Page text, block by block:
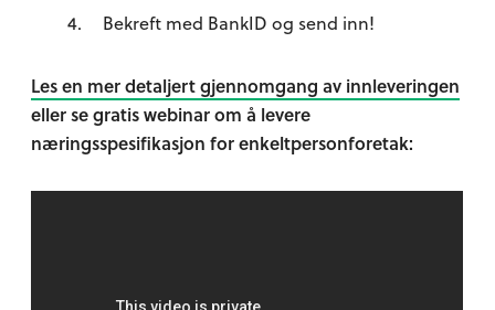
Bekreft med BankID og send inn!
Les en mer detaljert gjennomgang av innleveringen
eller se gratis webinar om å levere
næringsspesifikasjon for enkeltpersonforetak: